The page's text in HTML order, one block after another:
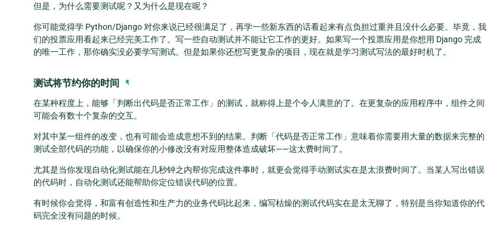
但是，为什么需要测试呢？又为什么是现在呢？
你可能觉得学 Python/Django 对你来说已经很满足了，再学一些新东西的话看起来有点负担过重并且没什么必要。毕竟，我
们的投票应用看起来已经完美工作了。写一些自动测试并不能让它工作的更好。如果写一个投票应用是你想用 Django 完成
的唯一工作，那你确实没必要学写测试。但是如果你还想写更复杂的项目，现在就是学习测试写法的最好时机了。
测试将节约你的时间 ¶
在某种程度上，能够「判断出代码是否正常工作」的测试，就称得上是个令人满意的了。在更复杂的应用程序中，组件之间
可能会有数十个复杂的交互。
对其中某一组件的改变，也有可能会造成意想不到的结果。判断「代码是否正常工作」意味着你需要用大量的数据来完整的
测试全部代码的功能，以确保你的小修改没有对应用整体造成破坏——这太费时间了。
尤其是当你发现自动化测试能在几秒钟之内帮你完成这件事时，就更会觉得手动测试实在是太浪费时间了。当某人写出错误
的代码时，自动化测试还能帮助你定位错误代码的位置。
有时候你会觉得，和富有创造性和生产力的业务代码比起来，编写枯燥的测试代码实在是太无聊了，特别是当你知道你的代
码完全没有问题的时候。